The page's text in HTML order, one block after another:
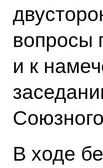
вопросы
и к
В ходе